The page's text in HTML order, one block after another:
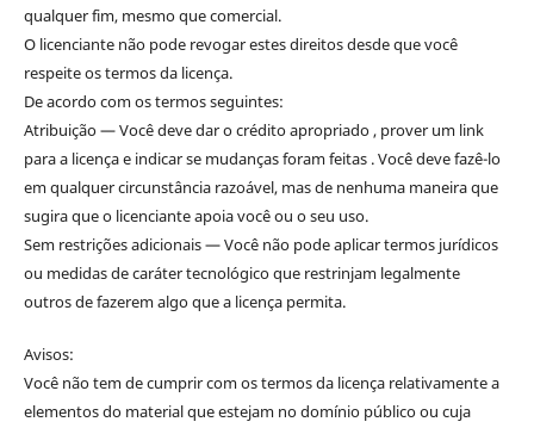
qualquer fim, mesmo que comercial.
O licenciante não pode revogar estes direitos desde que você
respeite os termos da licença.
De acordo com os termos seguintes:
Atribuição — Você deve dar o crédito apropriado , prover um link
para a licença e indicar se mudanças foram feitas . Você deve fazê-lo
em qualquer circunstância razoável, mas de nenhuma maneira que
sugira que o licenciante apoia você ou o seu uso.
Sem restrições adicionais — Você não pode aplicar termos jurídicos
ou medidas de caráter tecnológico que restrinjam legalmente
outros de fazerem algo que a licença permita.
Avisos:
Você não tem de cumprir com os termos da licença relativamente a
elementos do material que estejam no domínio público ou cuja